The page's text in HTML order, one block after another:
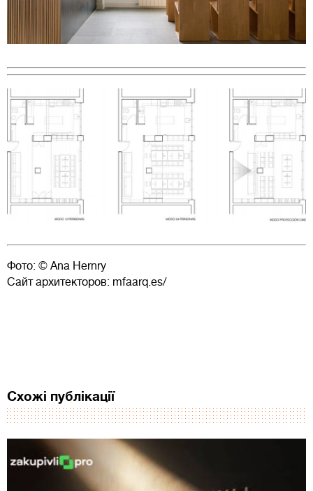
Фото: © Ana Hernry
Сайт архитекторов: mfaarq.es/
Схожі публікації